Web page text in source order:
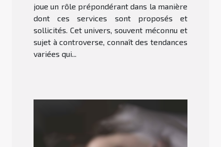
joue un rôle prépondérant dans la manière
dont ces services sont proposés et
sollicités. Cet univers, souvent méconnu et
sujet à controverse, connaît des tendances
variées qui...